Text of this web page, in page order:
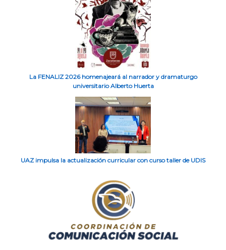
La FENALIZ 2026 homenajeará al narrador y dramaturgo
universitario Alberto Huerta
UAZ impulsa la actualización curricular con curso taller de UDIS